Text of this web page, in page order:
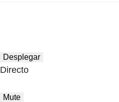
Desplegar
Directo
Mute